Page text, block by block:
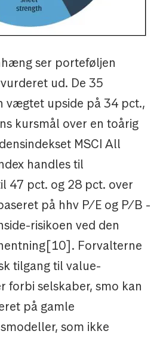
ser porteføljen
ud. De 35
vægtet upside på 34 pct.,
kursmål over en toårig
MSCI All
handles til
47 pct. og 28 pct. over
på hhv P/E og P/B -
risikoen ved den
Forvalterne
tilgang til value-
forbi selskaber, smo kan
på gamle
som ikke